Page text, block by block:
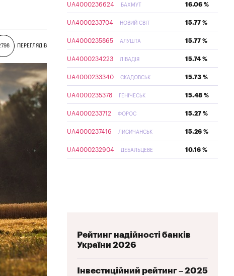
ПЕРЕГЛЯДІВ
UA4000236624 БАХМУТ 16.06 %
UA4000233704 НОВИЙ СВІТ 15.77 %
UA4000235865 АЛУШТА 15.77 %
UA4000234223 ЛІВАДІЯ 15.74 %
UA4000233340 СКАДОВСЬК 15.73 %
UA4000235378 ГЕНІЧЕСЬК 15.48 %
UA4000233712 ФОРОС 15.27 %
UA4000237416 ЛИСИЧАНСЬК 15.26 %
UA4000232904 ДЕБАЛЬЦЕВЕ 10.16 %
Рейтинг надійності банків
України 2026
Інвестиційний рейтинг – 2025